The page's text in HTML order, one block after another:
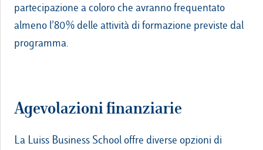
partecipazione a coloro che avranno frequentato
almeno l’80% delle attività di formazione previste dal
programma.
Agevolazioni finanziarie
La Luiss Business School offre diverse opzioni di